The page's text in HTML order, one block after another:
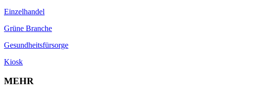
Einzelhandel
Grüne Branche
Gesundheitsfürsorge
Kiosk
MEHR